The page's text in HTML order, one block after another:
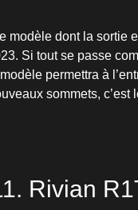
modèle dont la sortie
Si tout se passe
permettra à
sommets, c’est
Rivian